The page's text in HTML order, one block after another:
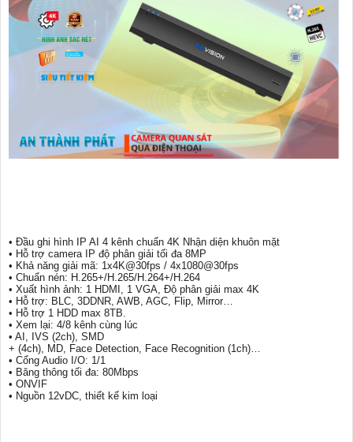
• Đầu ghi hình IP AI 4 kênh chuẩn 4K Nhận diện khuôn mặt
• Hỗ trợ camera IP độ phân giải tối đa 8MP
• Khả năng giải mã: 1x4K@30fps / 4x1080@30fps
• Chuẩn nén: H.265+/H.265/H.264+/H.264
• Xuất hình ảnh: 1 HDMI, 1 VGA, Độ phân giải max 4K
• Hỗ trợ: BLC, 3DDNR, AWB, AGC, Flip, Mirror…
• Hỗ trợ 1 HDD max 8TB.
• Xem lại: 4/8 kênh cùng lúc
• AI, IVS (2ch), SMD
+ (4ch), MD, Face Detection, Face Recognition (1ch)…
• Cổng Audio I/O: 1/1
• Băng thông tối đa: 80Mbps
• ONVIF
• Nguồn 12vDC, thiết kế kim loại